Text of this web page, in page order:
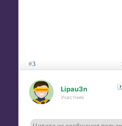
#3
Lipau3n
Участник